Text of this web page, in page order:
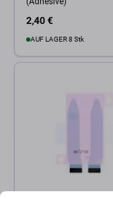
2,40 €
AUF LAGER 8 Stk